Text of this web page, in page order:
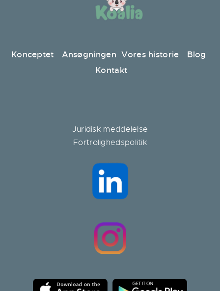
Konceptet Ansøgningen Vores historie
Blog
Kontakt
Juridisk meddelelse
Fortrolighedspolitik